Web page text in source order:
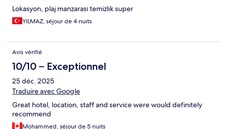
Lokasyon, plaj manzarası temizlik super
YILMAZ, séjour de 4 nuits
Avis vérifié
10/10 – Exceptionnel
25 déc. 2025
Traduire avec Google
Great hotel, location, staff and service were would definitely
recommend
Mohammed, séjour de 5 nuits